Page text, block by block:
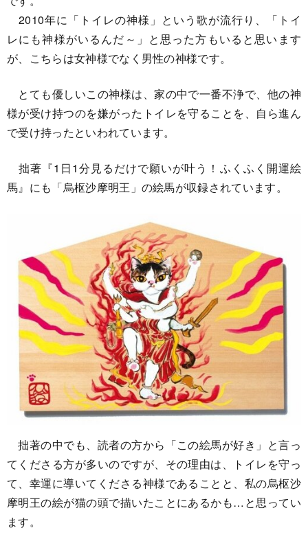
2010年に「トイレの神様」という歌が流行り、「トイ
レにも神様がいるんだ～」と思った方もいると思います
が、こちらは女神様でなく男性の神様です。
とても優しいこの神様は、家の中で一番不浄で、他の神
様が受け持つのを嫌がったトイレを守ることを、自ら進ん
で受け持ったといわれています。
拙著『1日1分見るだけで願いが叶う！ふくふく開運絵
馬』にも「烏枢沙摩明王」の絵馬が収録されています。
拙著の中でも、読者の方から「この絵馬が好き」と言っ
てくださる方が多いのですが、その理由は、トイレを守っ
て、幸運に導いてくださる神様であることと、私の烏枢沙
摩明王の絵が猫の頭で描いたことにあるかも…と思ってい
ます。